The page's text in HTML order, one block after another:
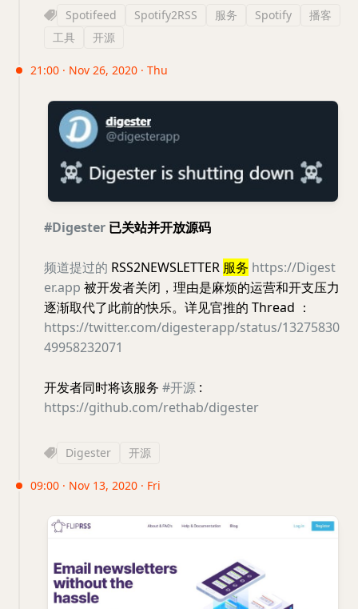
Spotifeed Spotify2RSS 服务 Spotify
播客
工具
开源
21:00 · Nov 26, 2020 · Thu
#Digester 已关站并开放源码
频道提过的 RSS2NEWSLETTER 服务 https://Digest
er.app 被开发者关闭，理由是麻烦的运营和开支压力
逐渐取代了此前的快乐。详见官推的 Thread ：
https://twitter.com/digesterapp/status/13275830
49958232071
开发者同时将该服务 #开源 :
https://github.com/rethab/digester
Digester 开源
09:00 · Nov 13, 2020 · Fri